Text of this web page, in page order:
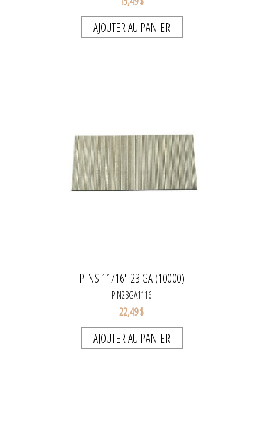
AJOUTER AU PANIER
PINS 11/16" 23 GA (10000)
PIN23GA1116
22,49 $
AJOUTER AU PANIER